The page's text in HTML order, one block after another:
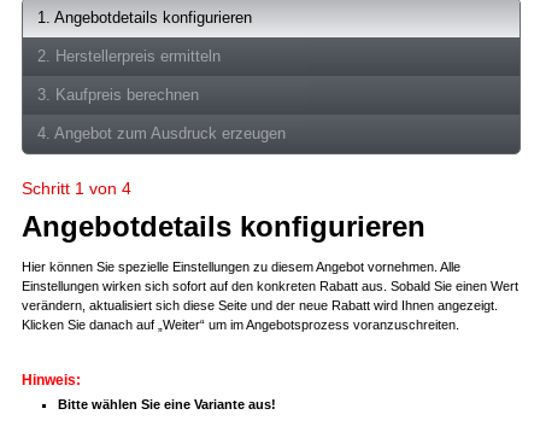
1. Angebotdetails konfigurieren
2. Herstellerpreis ermitteln
3. Kaufpreis berechnen
4. Angebot zum Ausdruck erzeugen
Schritt 1 von 4
Angebotdetails konfigurieren
Hier können Sie spezielle Einstellungen zu diesem Angebot vornehmen. Alle
Einstellungen wirken sich sofort auf den konkreten Rabatt aus. Sobald Sie einen Wert
verändern, aktualisiert sich diese Seite und der neue Rabatt wird Ihnen angezeigt.
Klicken Sie danach auf „Weiter“ um im Angebotsprozess voranzuschreiten.
Hinweis:
Bitte wählen Sie eine Variante aus!